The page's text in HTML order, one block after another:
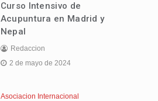
Curso Intensivo de
Acupuntura en Madrid y
Nepal
Redaccion
2 de mayo de 2024
Asociacion Internacional